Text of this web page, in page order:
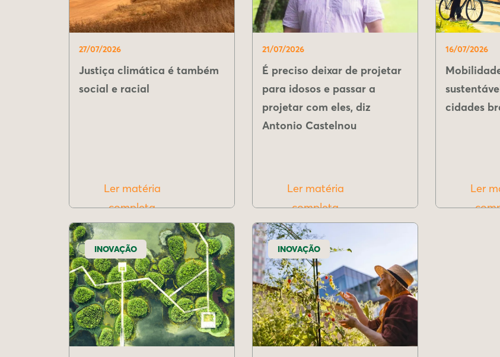
27/07/2026
Justiça climática é também
social e racial
Ler matéria
completa
21/07/2026
É preciso deixar de projetar
para idosos e passar a
projetar com eles, diz
Antonio Castelnou
Ler matéria
completa
16/07/2026
cidades
Ler
INOVAÇÃO INOVAÇÃO